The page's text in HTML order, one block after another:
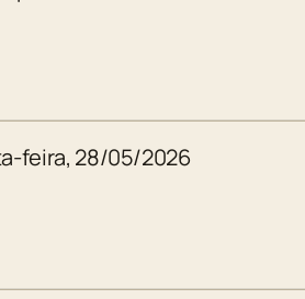
feira, 28/05/2026